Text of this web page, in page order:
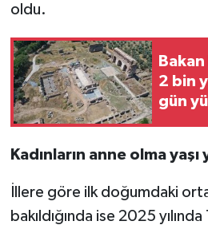
oldu.
2 bin
gün
Kadınların anne olma
İllere göre ilk doğumdaki
bakıldığında ise 2025